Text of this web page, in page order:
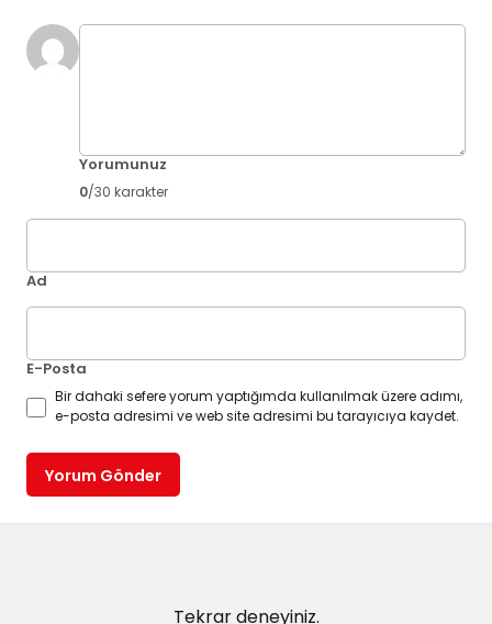
Yorumunuz
0/30 karakter
Ad
E-Posta
Bir dahaki sefere yorum yaptığımda kullanılmak üzere adımı,
e-posta adresimi ve web site adresimi bu tarayıcıya kaydet.
Yorum Gönder
Tekrar deneyiniz.